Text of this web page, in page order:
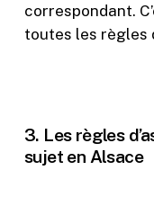
correspondant.
toutes les règles
3. Les règles
sujet en Alsace